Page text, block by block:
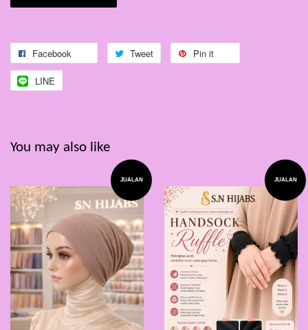
Facebook Tweet Pin it
LINE
You may also like
JUALAN JUALAN